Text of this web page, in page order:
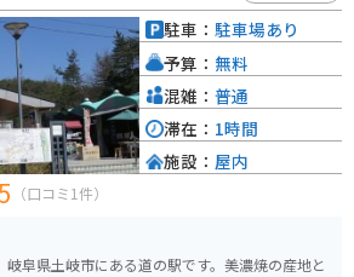
（口コミ1件）
岐阜県土岐市にある道の駅です。美濃焼の産地と
駐車： 駐車場あり
予算： 無料
混雑： 普通
滞在： 1時間
施設： 屋内